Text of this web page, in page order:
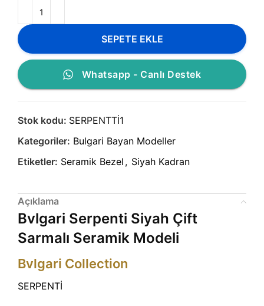
SEPETE EKLE
Whatsapp - Canlı Destek
Stok kodu: SERPENTTİ1
Kategoriler: Bulgari Bayan Modeller
Etiketler: Seramik Bezel , Siyah Kadran
Açıklama
Bvlgari Serpenti Siyah Çift
Sarmalı Seramik Modeli
Bvlgari Collection
SERPENTİ